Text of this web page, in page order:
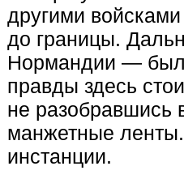
другими
до границы.
Нормандии —
правды здесь
не разобравшись
манжетные
инстанции.